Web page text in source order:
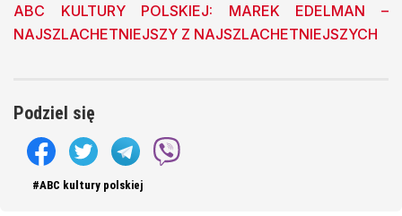
ABC KULTURY POLSKIEJ: MAREK EDELMAN –
NAJSZLACHETNIEJSZY Z NAJSZLACHETNIEJSZYCH
Podziel się
#ABC kultury polskiej